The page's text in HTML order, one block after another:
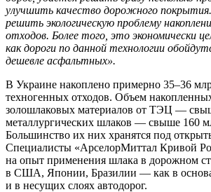
улучшить качество дорожного
решить экологическую проблему
отходов. Более того, это экономически
как дороги по данной технологии
дешевле асфальтных».
В Украине накоплено примерно 35–36
техногенных отходов. Объем
золошлаковых материалов от ТЭЦ —
металлургических шлаков — свыше 160
Большинство их них хранятся под
Специалисты «АрселорМиттал Кривой
на опыт применения шлака в дорожном
в США, Японии, Бразилии — как в
и в несущих слоях автодорог.